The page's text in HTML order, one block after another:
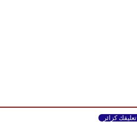
تعليقك كزائر